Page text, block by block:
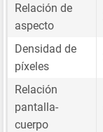
Relación de
aspecto
Densidad de
píxeles
Relación
pantalla-
cuerpo